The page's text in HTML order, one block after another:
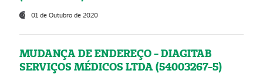
01 de Outubro de 2020
MUDANÇA DE ENDEREÇO - DIAGITAB
SERVIÇOS MÉDICOS LTDA (54003267-5)